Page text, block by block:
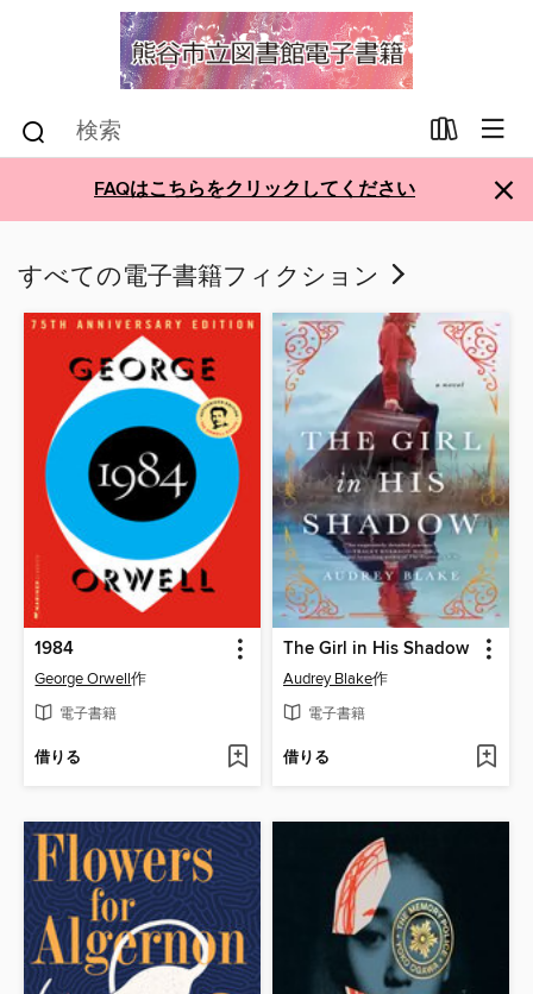
FAQはこちらをクリックしてください ×
すべての電子書籍フィクション
1984
George Orwell作
電子書籍
借りる
The Girl in His Shadow
Audrey Blake作
電子書籍
借りる